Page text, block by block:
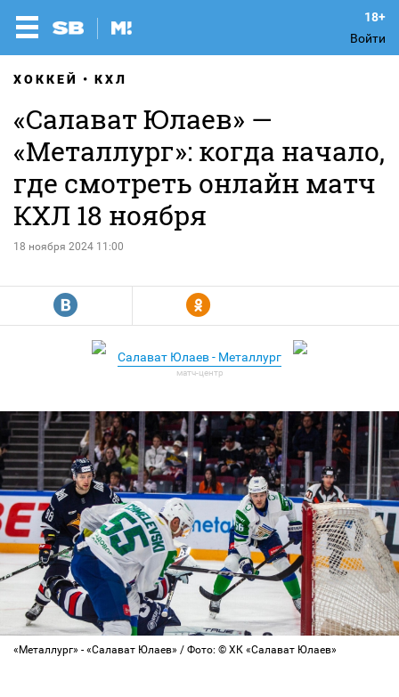
Войти
ХОККЕЙ КХЛ
«Салават Юлаев» —
«Металлург»: когда начало,
где смотреть онлайн матч
КХЛ 18 ноября
18 ноября 2024 11:00
R Y
Салават Юлаев - Металлург
«Металлург» - «Салават Юлаев» / Фото: © ХК «Салават Юлаев»